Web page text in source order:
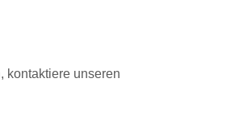
kontaktiere unseren